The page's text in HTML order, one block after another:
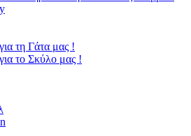
τη Γάτα μας !
το Σκύλο μας !